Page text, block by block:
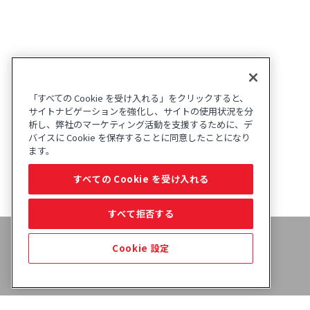
「すべての Cookie を受け入れる」をクリックすると、
サイトナビゲーションを強化し、サイトの使用状況を分
析し、弊社のマーケティング活動を支援するために、デ
バイスに Cookie を保存することに同意したことになり
ます。
すべての Cookie を受け入れる
すべて拒否する
Cookie 設定